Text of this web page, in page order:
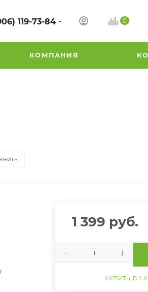
119-73-84 0
КОМПАНИЯ
1 399 руб.
КУПИТЬ В 1